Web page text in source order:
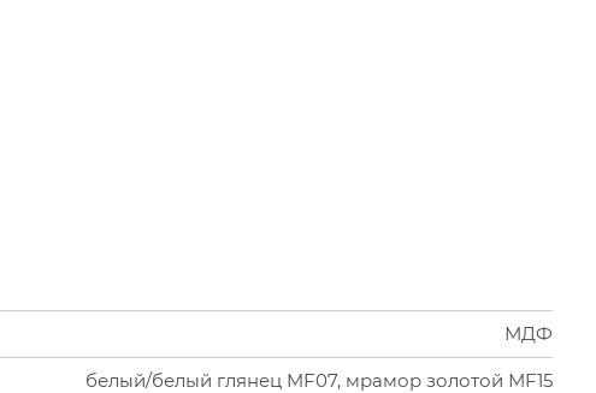
МДФ
белый/белый глянец MF07, мрамор золотой МF15